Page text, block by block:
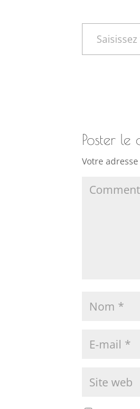
Saisissez votre adresse e-mail…
Poster le
Votre